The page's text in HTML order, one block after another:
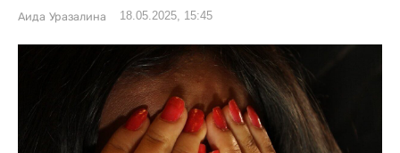
Аида Уразалина 18.05.2025, 15:45